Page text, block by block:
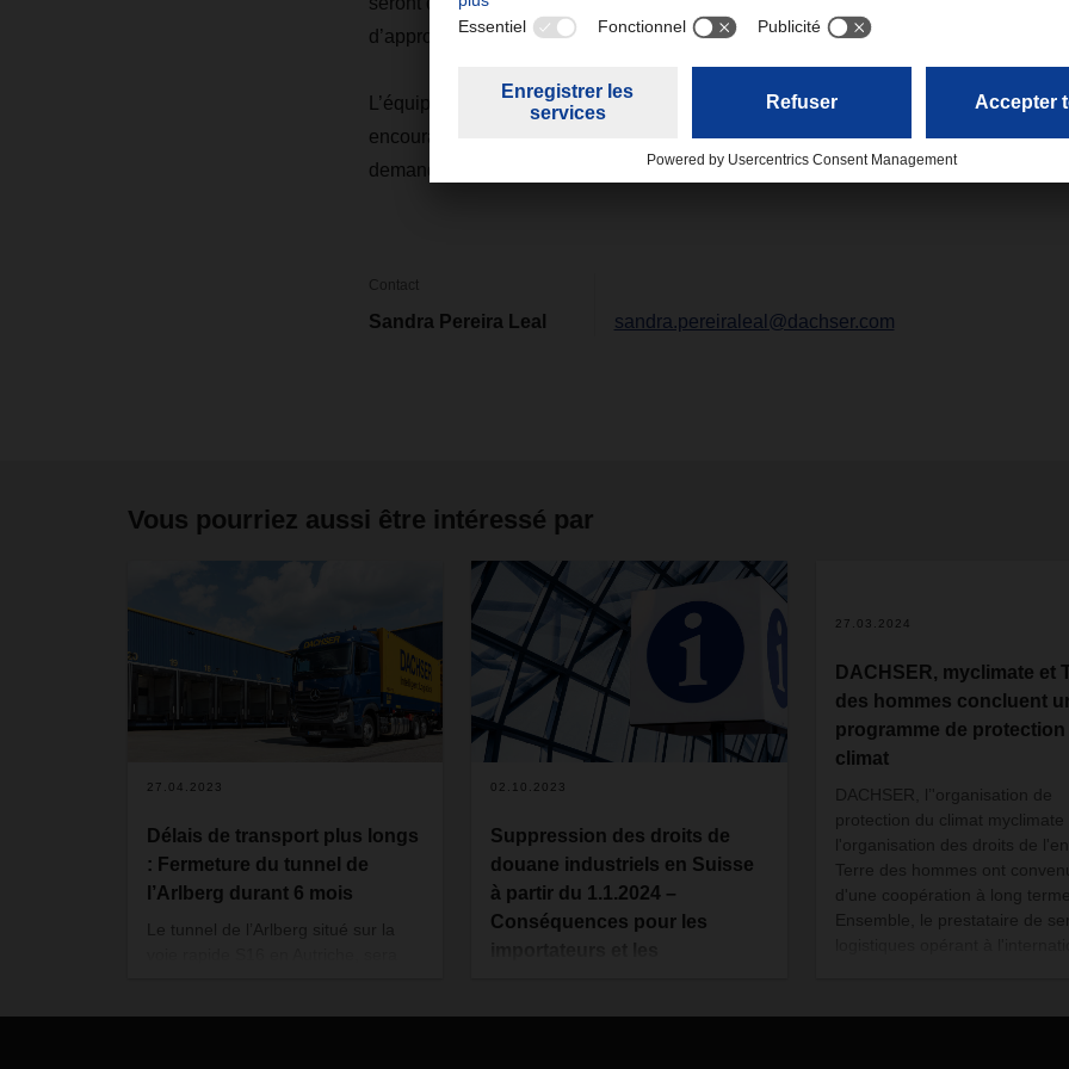
d’approvisionnement afin d’anticiper et de limiter tout impact potentiel.
L’équipe DACHSER se tient à disposition pour accompagner ses clients face à
encourageons nos clients à contacter leur représentant local DACHSER pour toute
demande de conseils.
Contact
Sandra Pereira Leal sandra.pereiraleal@dachser.com
Vous pourriez aussi être intéressé par
27.04.2023
Délais de transport plus longs
: Fermeture du tunnel de
l’Arlberg durant 6 mois
Le tunnel de l’Arlberg situé sur la
02.10.2023
Suppression des droits de
douane industriels en Suisse
à partir du 1.1.2024 –
Conséquences pour les
La suppression unilatérale des
27.03.2024
DACHSER, myclimate et
des hommes concluent
programme de protection
climat
DACHSER, l’'organisation de
protection du climat myclimate
l'organisation des droits de
Terre des hommes ont convenu
d'une coopération à long terme.
Ensemble, le prestataire de
projets de protection du climat